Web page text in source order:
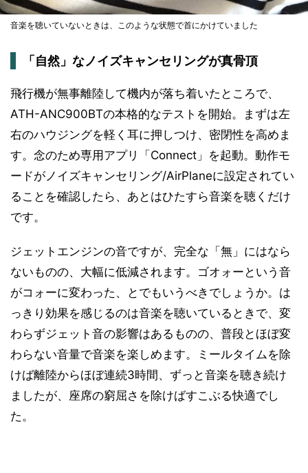
音楽を聴いていないときは、このような状態で首にかけていました
「自然」なノイズキャンセリングが真骨頂
飛行機が無事離陸して機内が落ち着いたところで、
ATH-ANC900BTの本格的なテストを開始。まずは左
右のハウジングを軽く耳に押しつけ、密閉性を高めま
す。念のため専用アプリ「Connect」を起動。動作モ
ードがノイズキャンセリング/AirPlaneに設定されてい
ることを確認したら、あとはひたすら音楽を聴くだけ
です。
ジェットエンジンの音ですが、完全な「無」にはなら
ないものの、大幅に低減されます。ゴオォーという音
がコォーに変わった、とでもいうべきでしょうか。は
っきり効果を感じるのは音楽を聴いているときで、変
わらずジェット音の影響はあるものの、普段とほぼ変
わらない音量で音楽を楽しめます。ミールタイムを除
けば離陸からほぼ連続3時間、ずっと音楽を聴き続け
ましたが、座席の窮屈さを除けばすこぶる快適でし
た。